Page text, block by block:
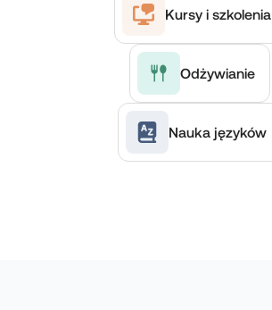
Kursy i szkolenia
Odżywianie
Nauka języków